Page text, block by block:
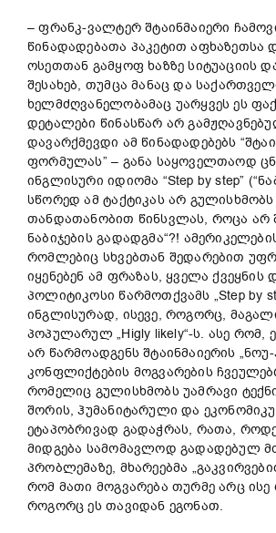
– ფრანკ-ვალტერ შტაინმაიერი
წინადადებათა პაკეტით აფხაზეთსა
ოსეთთან გამყოფ ხაზზე სიტუაციის
შესახებ, თუმცა მანაც და
ხელმძღვანელობამაც უარყვეს ეს
დეტალები წინასწარ არ
დავარქმევდი ამ წინადადებებს
ფორმულას” – განა საყოველთაოდ
ინგლისური იდიომა “Step by step”
სწორედ ამ ტაქტიკას არ გულისხმობს
თანდათანობით წინსვლას, როცა არ
ნაბიჯების გადადგმა“?!
რომლებიც სხვებთან შედარებით
იყენებენ ამ ფრაზას, ყველა
პოლიტიკოსი წარმოთქვამს „Step by
ინგლისურად, ისევე, როგორც,
პოპულარულ „Higly likely“-ს. ასე რომ,
არ წარმოადგენს შტაინმაიერის „ნოუ-
კონფლიქტების მოგვარების
რომელიც გულისხმობს უამრავი
შორის, ჰუმანიტარული და
ეტაპობრივად გადაჭრას, რათა,
მიდგება სამომავლოდ გადადებულ
პრობლემაზე, მხარეებმა
რომ მათი მოგვარება თურმე არც
როგორც ეს თავიდან ეგონათ.